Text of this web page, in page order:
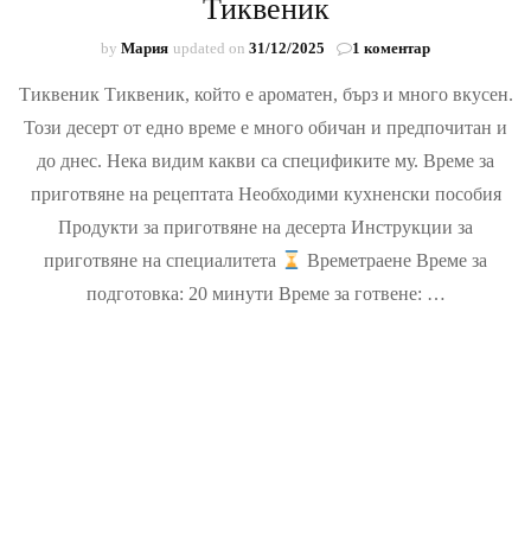
Тиквеник
by Мария updated on 31/12/2025 1 коментарза
Тиквеник Тиквеник, който е ароматен, бърз и много вкусен.
Този десерт от едно време е много обичан и предпочитан и
до днес. Нека видим какви са спецификите му. Време за
приготвяне на рецептата Необходими кухненски пособия
Продукти за приготвяне на десерта Инструкции за
приготвяне на специалитета
Времетраене Време за
подготовка: 20 минути Време за готвене: …